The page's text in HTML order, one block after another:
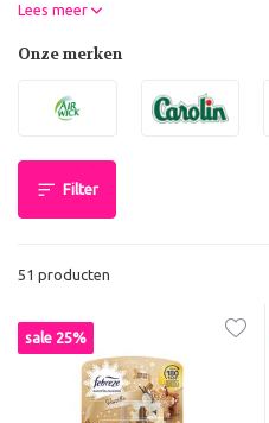
Lees meer
Onze merken
Filter
51 producten
sale 25%